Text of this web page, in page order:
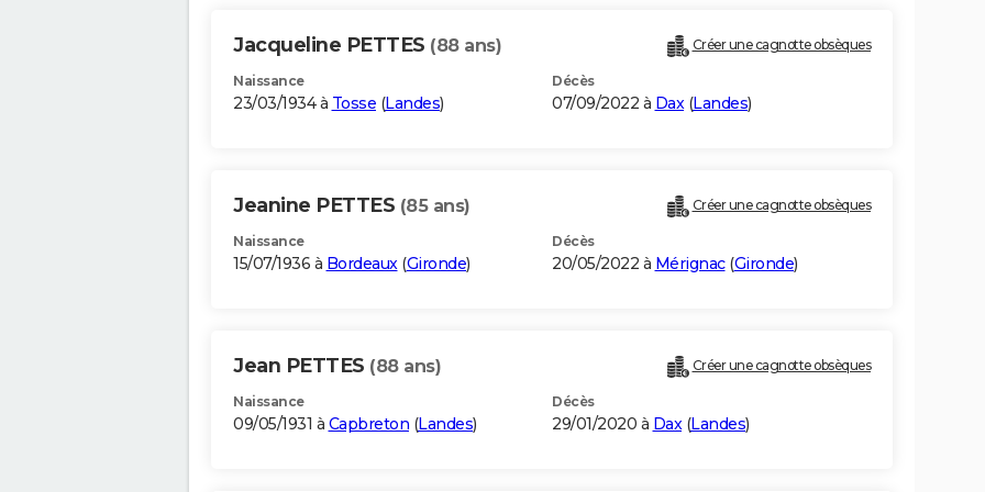
Jacqueline PETTES (88 ans) Créer une cagnotte obsèques
Naissance
23/03/1934 à Tosse (Landes)
Décès
07/09/2022 à Dax(Landes)
Jeanine PETTES (85 ans) Créer une cagnotte obsèques
Naissance
15/07/1936 à Bordeaux(Gironde)
Décès
20/05/2022 à Mérignac(Gironde)
Jean PETTES (88 ans) Créer une cagnotte obsèques
Naissance
09/05/1931 à Capbreton (Landes)
Décès
29/01/2020 à Dax(Landes)